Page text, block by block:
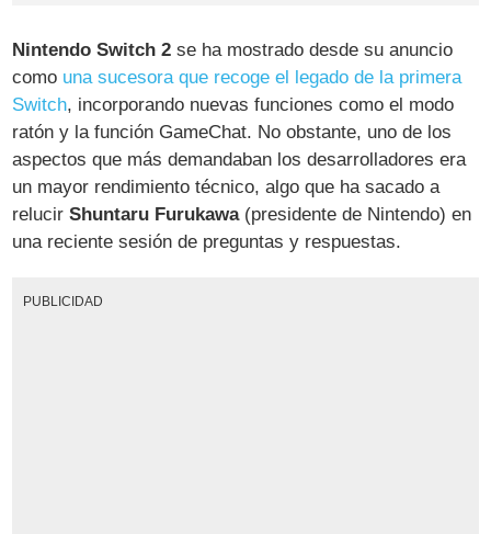
Nintendo Switch 2 se ha mostrado desde su anuncio
como una sucesora que recoge el legado de la primera
Switch, incorporando nuevas funciones como el modo
ratón y la función GameChat. No obstante, uno de los
aspectos que más demandaban los desarrolladores era
un mayor rendimiento técnico, algo que ha sacado a
relucirShuntaru Furukawa(presidente de Nintendo) en
una reciente sesión de preguntas y respuestas.
PUBLICIDAD